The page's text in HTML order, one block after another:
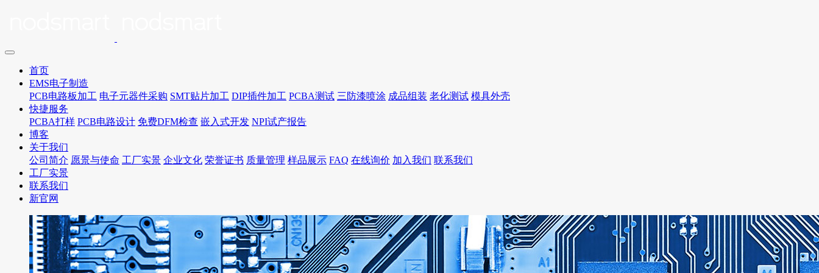
首页
EMS电子制造
PCB电路板加工 电子元器件采购 SMT贴片加工 DIP插件加工 PCBA测试 三防漆喷涂 成品组装 老化测试 模具外壳
快捷服务
PCBA打样 PCB电路设计 免费DFM检查 嵌入式开发 NPI试产报告
博客
关于我们
公司简介 愿景与使命 工厂实景 企业文化 荣誉证书 质量管理 样品展示 FAQ 在线询价 加入我们 联系我们
工厂实景
联系我们
新官网